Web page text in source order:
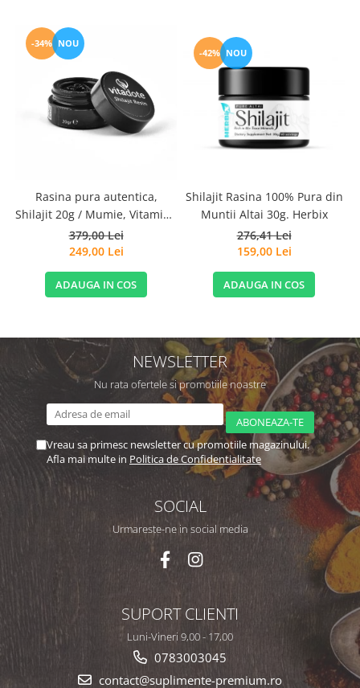
-34% NOU
Rasina pura autentica,
Shilajit 20g / Mumie, Vitamine
si Micronutrienti - Vitadote
379,00 Lei
249,00 Lei
ADAUGA IN COS
-42% NOU
Shilajit Rasina 100% Pura din
Muntii Altai 30g. Herbix
276,41 Lei
159,00 Lei
ADAUGA IN COS
NEWSLETTER
Nu rata ofertele si promotiile noastre
Vreau sa primesc newsletter cu promotiile magazinului.
Afla mai multe in Politica de Confidentialitate
SOCIAL
Urmareste-ne in social media
SUPORT CLIENTI
Luni-Vineri 9,00 - 17,00
0783003045
contact@suplimente-premium.ro